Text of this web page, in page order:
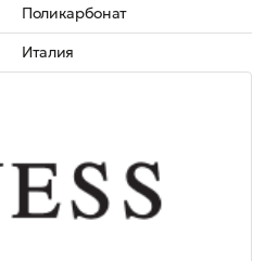
Поликарбонат
Италия